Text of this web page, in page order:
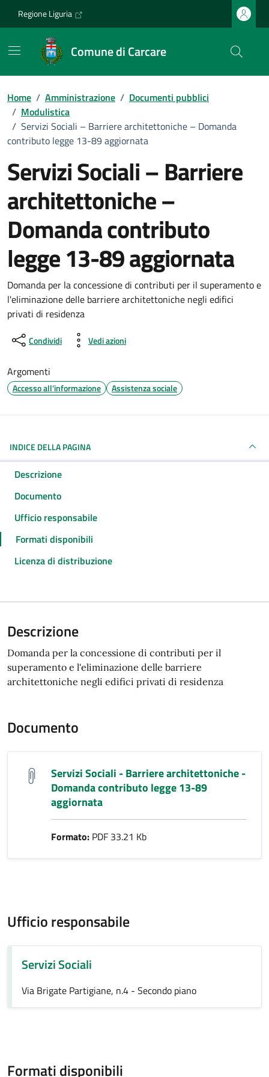
Regione Liguria
Comune di Carcare
Home / Amministrazione / Documenti pubblici
/ Modulistica
/ Servizi Sociali – Barriere architettoniche – Domanda
contributo legge 13-89 aggiornata
Servizi Sociali – Barriere
architettoniche –
Domanda contributo
legge 13-89 aggiornata
Dettagli del documento
Domanda per la concessione di contributi per il superamento e
l'eliminazione delle barriere architettoniche negli edifici
privati di residenza
Condividi Vedi azioni
Argomenti
Accesso all'informazione Assistenza sociale
INDICE DELLA PAGINA
Descrizione
Documento
Ufficio responsabile
Formati disponibili
Licenza di distribuzione
Descrizione
Domanda per la concessione di contributi per il
superamento e l'eliminazione delle barriere
architettoniche negli edifici privati di residenza
Documento
Servizi Sociali - Barriere architettoniche -
Domanda contributo legge 13-89
aggiornata
Formato: PDF 33.21 Kb
Ufficio responsabile
Servizi Sociali
Via Brigate Partigiane, n.4 - Secondo piano
Formati disponibili